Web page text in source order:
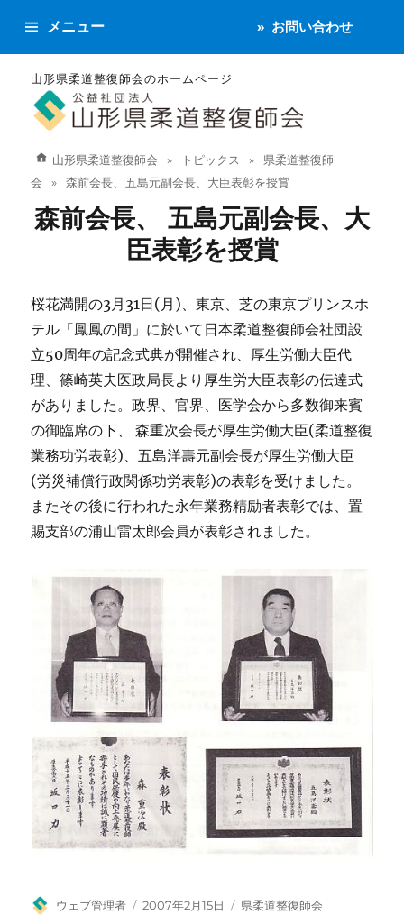
山形県柔道整復師会のホームページ
メニュー お問い合わせ
山形県柔道整復師会 トピックス
県柔道整復師
会
森前会長、 五島元副会長、大臣表彰を授賞
森前会長、 五島元副会長、大
臣表彰を授賞
桜花満開の3月31日(月)、東京、芝の東京プリンスホ
テル「鳳鳳の間」に於いて日本柔道整復師会社団設
立50周年の記念式典が開催され、厚生労働大臣代
理、篠崎英夫医政局長より厚生労大臣表彰の伝達式
がありました。政界、官界、医学会から多数御来賓
の御臨席の下、 森重次会長が厚生労働大臣(柔道整復
業務功労表彰)、五島洋壽元副会長が厚生労働大臣
(労災補償行政関係功労表彰)の表彰を受けました。
またその後に行われた永年業務精励者表彰では、置
賜支部の浦山雷太郎会員が表彰されました。
投
ウェブ管理者
投
2007年2月15日
カ
県柔道整復師会